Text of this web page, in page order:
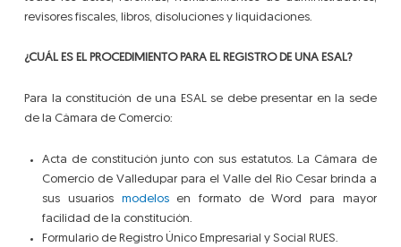
revisores fiscales, libros, disoluciones y liquidaciones.
¿CUÁL ES EL PROCEDIMIENTOPARA EL REGISTRO DE UNA ESAL?
Para la constitución de una ESAL se debe presentar en la sede
de la Cámara de Comercio:
Acta de constitución junto con sus estatutos. La Cámara de
Comercio de Valledupar para el Valle del Rio Cesar brinda a
sus usuarios modelosen formato de Word para mayor
facilidad de la constitución.
Formulario de Registro Único Empresarial y Social RUES.